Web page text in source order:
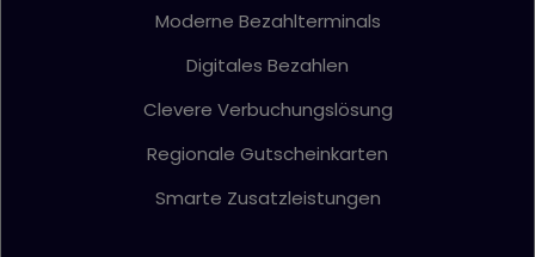
Moderne Bezahlterminals
Digitales Bezahlen
Clevere Verbuchungslösung
Regionale Gutscheinkarten
Smarte Zusatzleistungen